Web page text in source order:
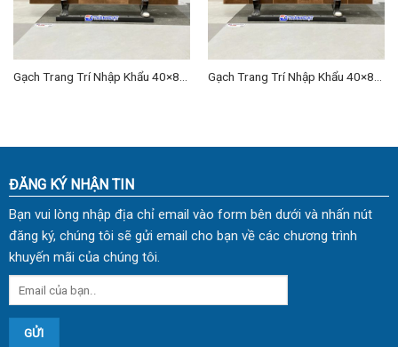
Gạch Trang Trí Nhập Khẩu 40×80
Gạch Trang Trí Nhập Khẩu 40×80
ĐĂNG KÝ NHẬN TIN
Bạn vui lòng nhập địa chỉ email vào form bên dưới và nhấn nút
đăng ký, chúng tôi sẽ gửi email cho bạn về các chương trình
khuyến mãi của chúng tôi.